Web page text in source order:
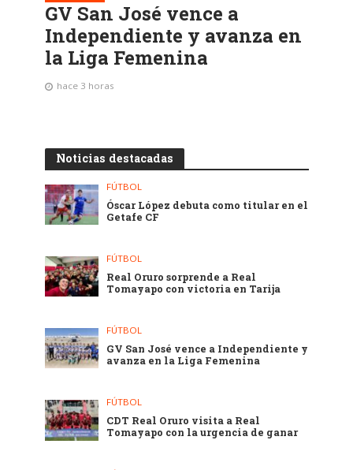
GV San José vence a
Independiente y avanza en
la Liga Femenina
hace 3 horas
Noticias destacadas
FÚTBOL
Óscar López debuta como titular en el
Getafe CF
FÚTBOL
Real Oruro sorprende a Real
Tomayapo con victoria en Tarija
FÚTBOL
GV San José vence a Independiente y
avanza en la Liga Femenina
FÚTBOL
CDT Real Oruro visita a Real
Tomayapo con la urgencia de ganar